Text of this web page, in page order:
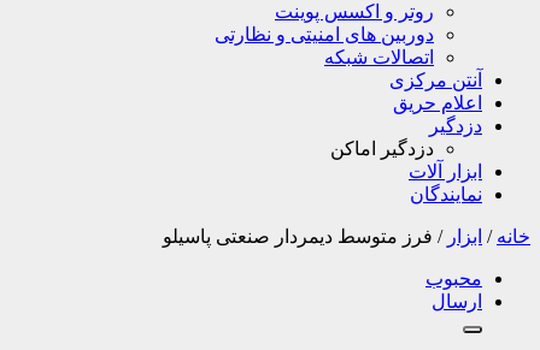
روتر و اکسس پوینت
دوربین های امنیتی و نظارتی
اتصالات شبکه
آنتن مرکزی
اعلام حریق
دزدگیر
دزدگیر اماکن
ابزار آلات
نمایندگان
خانه / ابزار / فرز متوسط دیمردار صنعتی پاسیلو
محبوب
ارسال